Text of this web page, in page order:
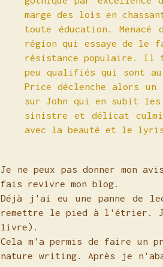
marge des lois en
toute éducation.
région qui essaye de le
résistance populaire. Il
peu qualifiés qui sont
Price déclenche alors un
sur John qui en subit les
sinistre et délicat
avec la beauté et le
Je ne peux pas donner mon
fais revivre mon blog.
Déjà j'ai eu une panne de
remettre le pied à l'étrier.
livre).
Cela m'a permis de faire un
nature writing. Après je